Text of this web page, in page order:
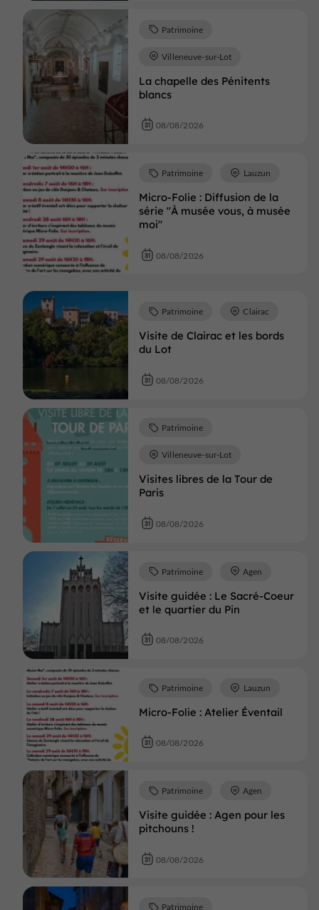
La chapelle des Pénitents
blancs
Patrimoine
Villeneuve-sur-Lot
08/08/2026
Micro-Folie : Diffusion de la
série "À musée vous, à musée
moi"
Patrimoine Lauzun
08/08/2026
Visite de Clairac et les bords
du Lot
Patrimoine Clairac
08/08/2026
Visites libres de la Tour de
Paris
Patrimoine
Villeneuve-sur-Lot
08/08/2026
Visite guidée : Le Sacré-Coeur
et le quartier du Pin
Patrimoine Agen
08/08/2026
Micro-Folie : Atelier Éventail
Patrimoine Lauzun
08/08/2026
Visite guidée : Agen pour les
pitchouns !
Patrimoine Agen
08/08/2026
Patrimoine